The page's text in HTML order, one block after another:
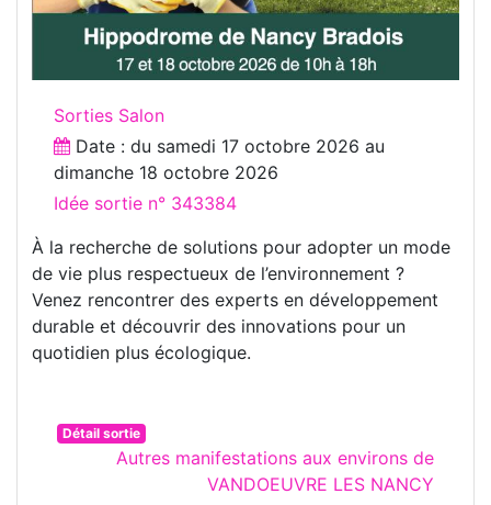
Sorties Salon
Date : du samedi 17 octobre 2026 au
dimanche 18 octobre 2026
Idée sortie n° 343384
À la recherche de solutions pour adopter un mode
de vie plus respectueux de l’environnement ?
Venez rencontrer des experts en développement
durable et découvrir des innovations pour un
quotidien plus écologique.
Détail sortie
Autres manifestations aux environs de
VANDOEUVRE LES NANCY